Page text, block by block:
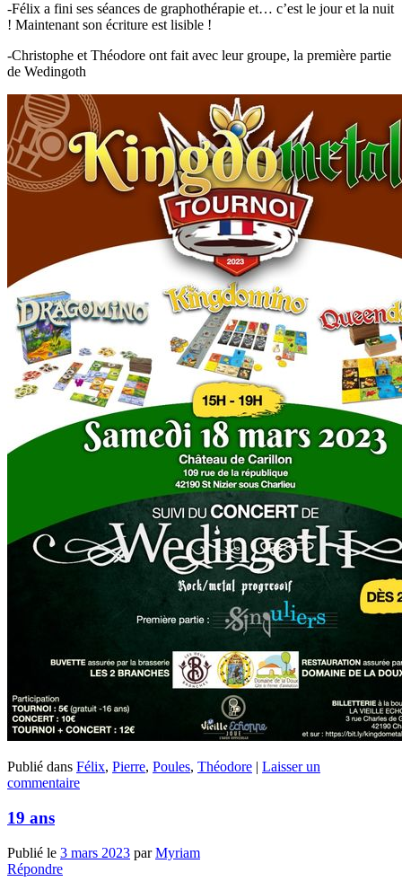
-Félix a fini ses séances de graphothérapie et… c’est le jour et la nuit
! Maintenant son écriture est lisible !
-Christophe et Théodore ont fait avec leur groupe, la première partie
de Wedingoth
Publié dans Félix, Pierre, Poules, Théodore | Laisser un
commentaire
19 ans
Publié le 3 mars 2023 parMyriam
Répondre